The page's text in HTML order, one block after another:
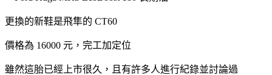
更換的新鞋是飛隼的 CT60
價格為 16000 元，完工加定位
雖然這胎已經上市很久，且有許多人進行紀錄並討論過